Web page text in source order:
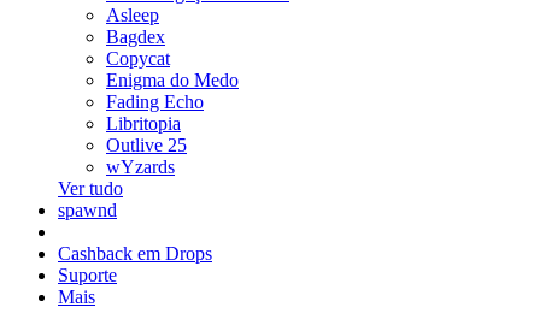
Asleep
Bagdex
Copycat
Enigma do Medo
Fading Echo
Libritopia
Outlive 25
wYzards
Ver tudo
spawnd
Cashback em Drops
Suporte
Mais